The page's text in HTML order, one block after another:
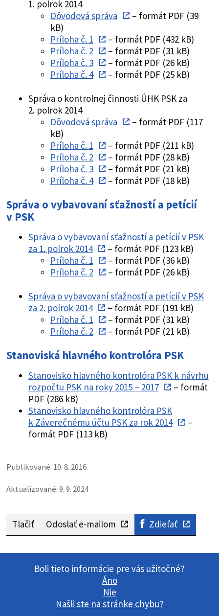
1. polrok 2014
Dôvodová správa
– formát PDF (39
kB)
Príloha č. 1
– formát PDF (432 kB)
Príloha č. 2
– formát PDF (31 kB)
Príloha č. 3
– formát PDF (26 kB)
Príloha č. 4
– formát PDF (25 kB)
Správa o kontrolnej činnosti ÚHK PSK za
2. polrok 2014
Dôvodová správa
– formát PDF (117
kB)
Príloha č. 1
– formát PDF (211 kB)
Príloha č. 2
– formát PDF (28 kB)
Príloha č. 3
– formát PDF (21 kB)
Príloha č. 4
– formát PDF (18 kB)
Správa o vybavovaní sťažností a petícií
v PSK
Správa o vybavovaní sťažností a petícií v PSK
za 1. polrok 2014
– formát PDF (123 kB)
Príloha č. 1
– formát PDF (36 kB)
Príloha č. 2
– formát PDF (26 kB)
Správa o vybavovaní sťažností a petícií v PSK
za 2. polrok 2014
– formát PDF (191 kB)
Príloha č. 1
– formát PDF (31 kB)
Príloha č. 2
– formát PDF (21 kB)
Stanoviská hlavného kontrolóra PSK
Stanovisko hlavného kontrolóra PSK k návrhu
rozpočtu PSK na roky 2015 – 2017
– formát
PDF (286 kB)
Stanovisko hlavného kontrolóra PSK
k Záverečnému účtu PSK za rok 2014
–
formát PDF (113 kB)
Publikované: 10. 8. 2016
Aktualizované: 9. 9. 2024
Tlačiť Odoslať e-mailom Zdieľať
Boli tieto informácie pre vás užitočné?
Áno
Nie
Našli ste na stránke chybu?